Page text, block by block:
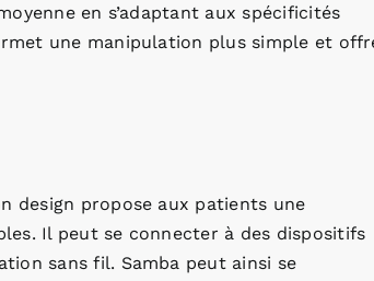
en s’adaptant aux spécificités
une manipulation plus simple et
design propose aux patients une
Il peut se connecter à des dispositifs
sans fil. Samba peut ainsi se